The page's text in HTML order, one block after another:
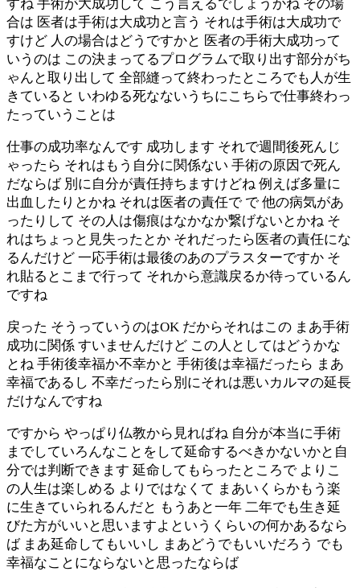
すね 手術が大成功して こう言えるでしょうかね その場
合は 医者は手術は大成功と言う それは手術は大成功で
すけど 人の場合はどうですかと 医者の手術大成功って
いうのは この決まってるプログラムで取り出す部分がち
ゃんと取り出して 全部縫って終わったところでも人が生
きていると いわゆる死なないうちにこちらで仕事終わっ
たっていうことは
仕事の成功率なんです 成功します それで週間後死んじ
ゃったら それはもう自分に関係ない 手術の原因で死ん
だならば 別に自分が責任持ちますけどね 例えば多量に
出血したりとかね それは医者の責任で で 他の病気があ
ったりして その人は傷痕はなかなか繋げないとかね そ
れはちょっと見失ったとか それだったら医者の責任にな
るんだけど 一応手術は最後のあのプラスターですか そ
れ貼るとこまで行って それから意識戻るか待っているん
ですね
戻った そうっていうのはOK だからそれはこの まあ手術
成功に関係 すいませんだけど この人としてはどうかな
とね 手術後幸福か不幸かと 手術後は幸福だったら まあ
幸福であるし 不幸だったら別にそれは悪いカルマの延長
だけなんですね
ですから やっぱり仏教から見ればね 自分が本当に手術
までしていろんなことをして延命するべきかないかと自
分では判断できます 延命してもらったところで よりこ
の人生は楽しめる よりではなくて まあいくらかもう楽
に生きていられるんだと もうあと一年 二年でも生き延
びた方がいいと思いますよというくらいの何かあるなら
ば まあ延命してもいいし まあどうでもいいだろう でも
幸福なことにならないと思ったならば